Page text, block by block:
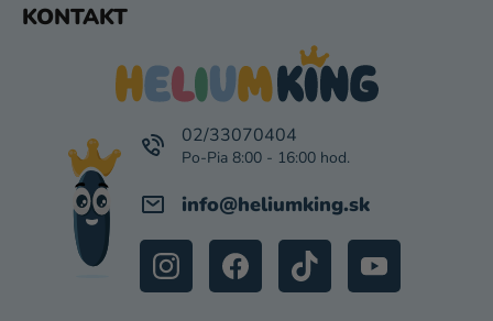
KONTAKT
info@heliumking.sk
02/33070404